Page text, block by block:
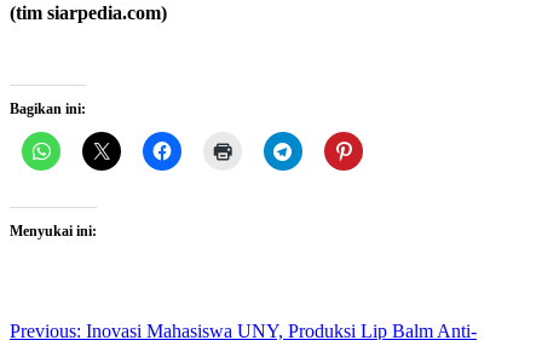
(tim siarpedia.com)
Bagikan ini:
Menyukai ini:
Previous: Inovasi Mahasiswa UNY, Produksi Lip Balm Anti-